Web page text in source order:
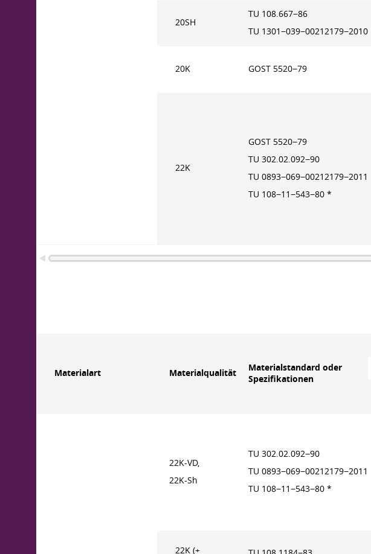
20SH
TU 108.667−86
TU 1301−039−00212179−2010
20K GOST 5520−79
22K
GOST 5520−79
TU 302.02.092−90
TU 0893−069−00212179−2011
TU 108−11−543−80 *
Materialart Materialqualität
Materialstandard oder
Spezifikationen
22K-VD,
22K-Sh
TU 302.02.092−90
TU 0893−069−00212179−2011
TU 108−11−543−80 *
22K (+